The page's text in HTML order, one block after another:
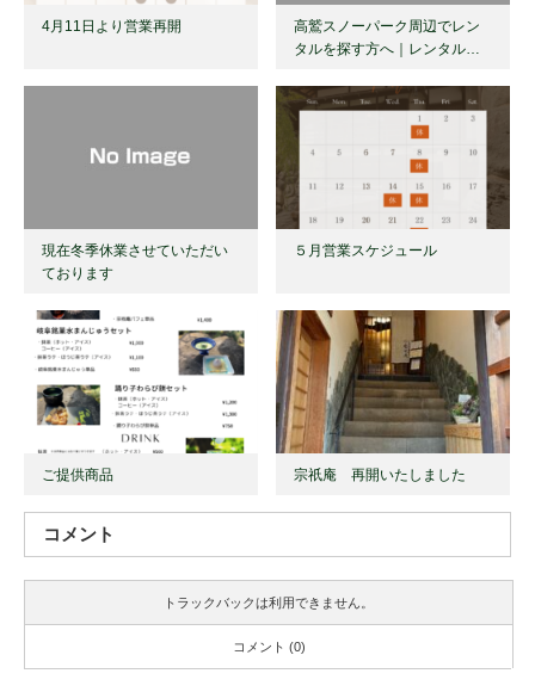
4月11日より営業再開
高鷲スノーパーク周辺でレン
タルを探す方へ｜レンタル…
現在冬季休業させていただい
ております
５月営業スケジュール
ご提供商品 宗祇庵 再開いたしました
コメント
トラックバックは利用できません。
コメント (0)